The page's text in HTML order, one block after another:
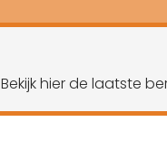
Bekijk hier de laatste